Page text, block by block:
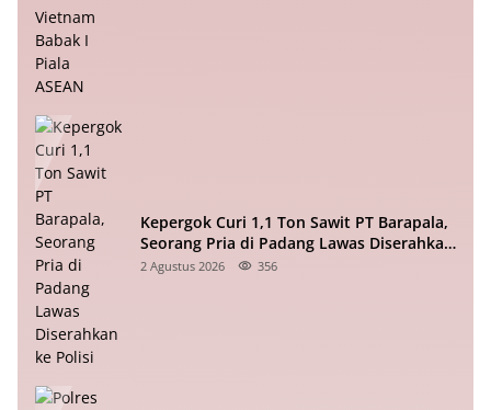
Kepergok Curi 1,1 Ton Sawit PT Barapala,
Seorang Pria di Padang Lawas Diserahkan
ke Polisi
2 Agustus 2026 356